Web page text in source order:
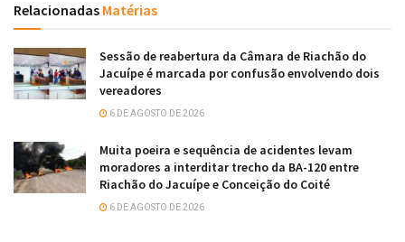
Relacionadas Matérias
Sessão de reabertura da Câmara de Riachão do
Jacuípe é marcada por confusão envolvendo dois
vereadores
6 DE AGOSTO DE 2026
Muita poeira e sequência de acidentes levam
moradores a interditar trecho da BA-120 entre
Riachão do Jacuípe e Conceição do Coité
6 DE AGOSTO DE 2026